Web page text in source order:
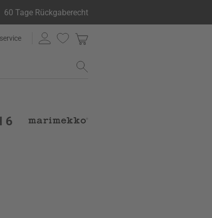
60 Tage Rückgaberecht
6